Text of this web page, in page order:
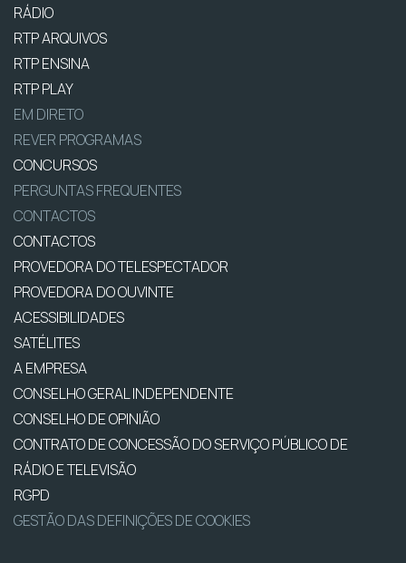
RÁDIO
RTP ARQUIVOS
RTP ENSINA
RTP PLAY
EM DIRETO
REVER PROGRAMAS
CONCURSOS
PERGUNTAS FREQUENTES
CONTACTOS
CONTACTOS
PROVEDORA DO TELESPECTADOR
PROVEDORA DO OUVINTE
ACESSIBILIDADES
SATÉLITES
A EMPRESA
CONSELHO GERAL INDEPENDENTE
CONSELHO DE OPINIÃO
CONTRATO DE CONCESSÃO DO SERVIÇO PÚBLICO DE
RÁDIO E TELEVISÃO
RGPD
GESTÃO DAS DEFINIÇÕES DE COOKIES